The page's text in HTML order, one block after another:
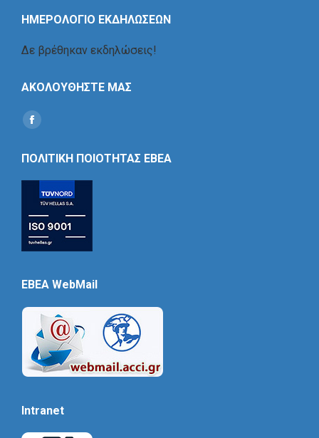
ΗΜΕΡΟΛΟΓΙΟ ΕΚΔΗΛΩΣΕΩΝ
Δε βρέθηκαν εκδηλώσεις!
ΑΚΟΛΟΥΘΗΣΤΕ ΜΑΣ
Find us on:
Social
ΠΟΛΙΤΙΚΗ ΠΟΙΟΤΗΤΑΣ ΕΒΕΑ
EBEA WebMail
Intranet